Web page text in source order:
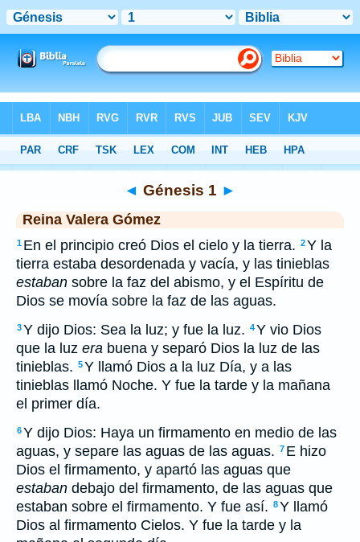
>RVG> Génesis 1
◄ Génesis 1 ►
Reina Valera Gómez
1 En el principio creó Dios el cielo y la tierra. 2Y la
tierra estaba desordenada y vacía, y las tinieblas
estaban sobre la faz del abismo, y el Espíritu de
Dios se movía sobre la faz de las aguas.
3Y dijo Dios: Sea la luz; y fue la luz. 4Y vio Dios
que la luz era buena y separó Dios la luz de las
tinieblas. 5Y llamó Dios a la luz Día, y a las
tinieblas llamó Noche. Y fue la tarde y la mañana
el primer día.
6Y dijo Dios: Haya un firmamento en medio de las
aguas, y separe las aguas de las aguas. 7 E hizo
Dios el firmamento, y apartó las aguas que
estaban debajo del firmamento, de las aguas que
estaban sobre el firmamento. Y fue así. 8Y llamó
Dios al firmamento Cielos. Y fue la tarde y la